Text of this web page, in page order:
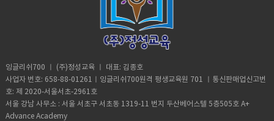
잉글리쉬700 ㅣ (주)정성교육 ㅣ 대표: 김종호
사업자 번호: 658-88-01261ㅣ잉글리쉬700원격 평생교육원 701 ㅣ통신판매업신고번
호: 제 2020-서울서초-2961호
서울 강남 사무소 : 서울 서초구 서초동 1319-11 번지 두산베어스텔 5층505호 A+
Advance Academy